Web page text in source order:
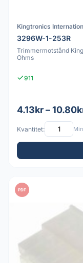
Kingtronics
3296W-1-253R
Trimmermotstånd
Ohms
911
4.13kr –
Kvantitet:
PDF